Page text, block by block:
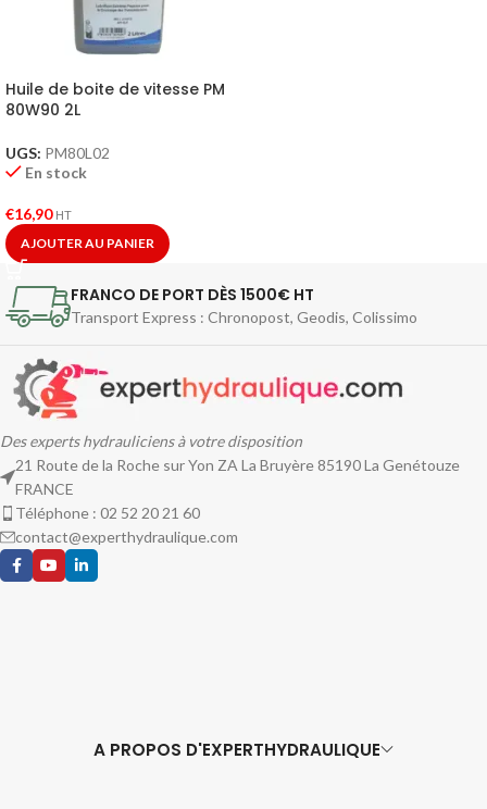
Huile de boite de vitesse PM
80W90 2L
UGS: PM80L02
En stock
€16,90 HT
AJOUTER AU PANIER
FRANCO DE PORT DÈS 1500€ HT
Transport Express : Chronopost, Geodis, Colissimo
Des experts hydrauliciens à votre disposition
21 Route de la Roche sur Yon ZA La Bruyère 85190 La Genétouze
FRANCE
Téléphone : 02 52 20 21 60
contact@experthydraulique.com
A PROPOS D'EXPERTHYDRAULIQUE